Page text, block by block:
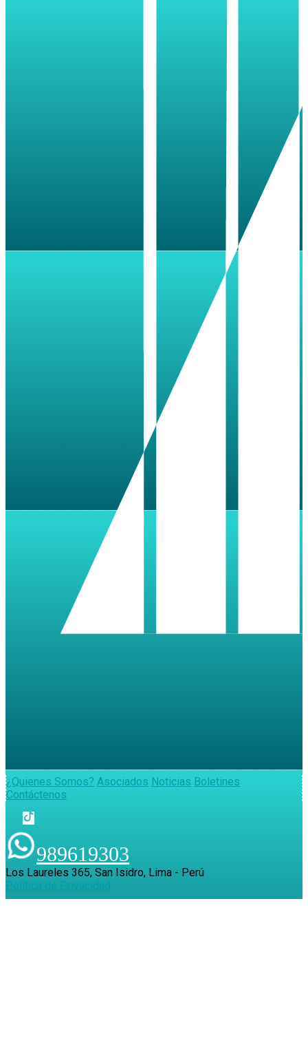
¿Quienes Somos? Asociados Noticias Boletines
Contáctenos
989619303
Los Laureles 365, San Isidro, Lima - Perú
Política de Privacidad